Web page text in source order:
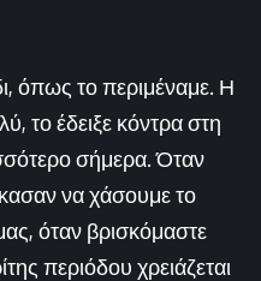
όπως το περιμέναμε. Η
το έδειξε κόντρα στη
σήμερα. Όταν
να χάσουμε το
όταν βρισκόμαστε
περιόδου χρειάζεται